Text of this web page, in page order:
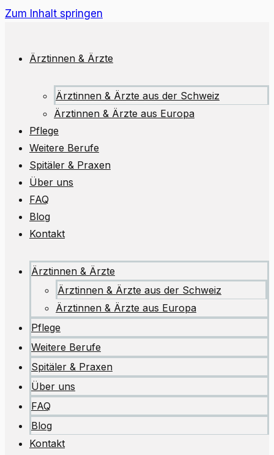
Zum Inhalt springen
Ärztinnen & Ärzte
Ärztinnen & Ärzte aus der Schweiz
Ärztinnen & Ärzte aus Europa
Pflege
Weitere Berufe
Spitäler & Praxen
Über uns
FAQ
Blog
Kontakt
Ärztinnen & Ärzte
Ärztinnen & Ärzte aus der Schweiz
Ärztinnen & Ärzte aus Europa
Pflege
Weitere Berufe
Spitäler & Praxen
Über uns
FAQ
Blog
Kontakt